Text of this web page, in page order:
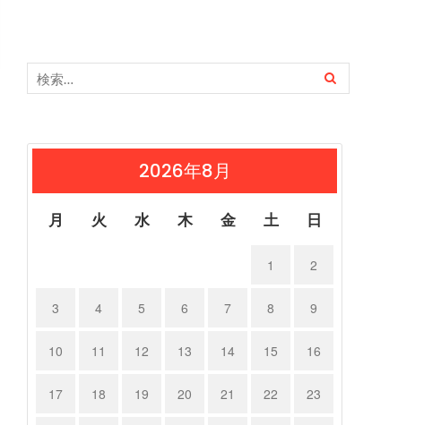
2026年8月
月 火 水 木 金 土 日
1 2
3 4 5 6 7 8 9
10 11 12 13 14 15 16
17 18 19 20 21 22 23